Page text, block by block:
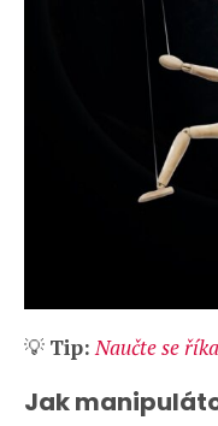
💡 Tip: Naučte se
Jak